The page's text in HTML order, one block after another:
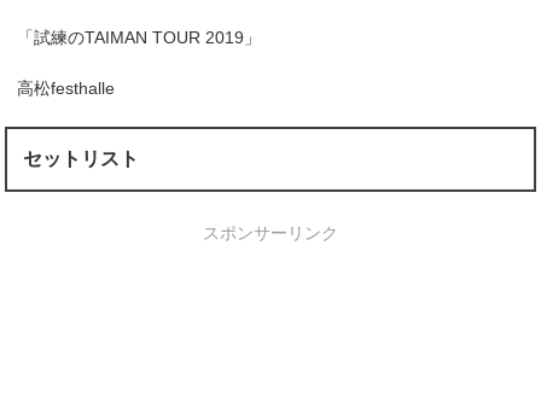
「試練のTAIMAN TOUR 2019」
高松festhalle
セットリスト
スポンサーリンク